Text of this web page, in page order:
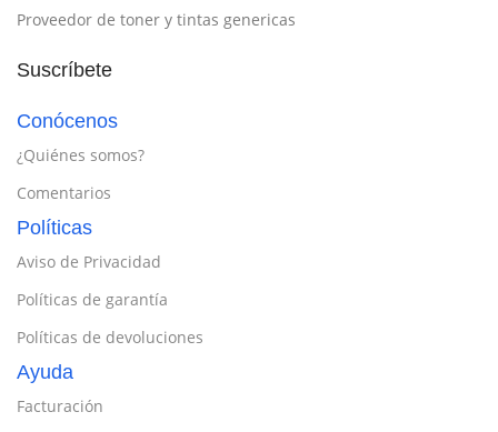
Proveedor de toner y tintas genericas
Suscríbete
Conócenos
¿Quiénes somos?
Comentarios
Políticas
Aviso de Privacidad
Políticas de garantía
Políticas de devoluciones
Ayuda
Facturación